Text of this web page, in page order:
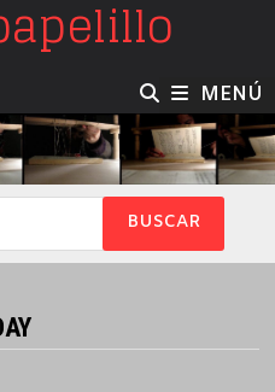
MENÚ